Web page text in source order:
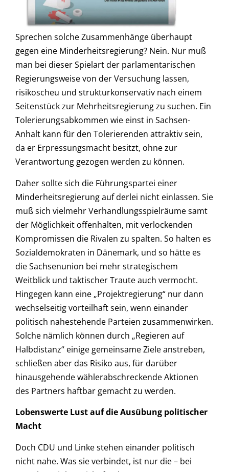
Sprechen solche Zusammenhänge überhaupt
gegen eine Minderheitsregierung? Nein. Nur muß
man bei dieser Spielart der parlamentarischen
Regierungsweise von der Versuchung lassen,
risikoscheu und strukturkonservativ nach einem
Seitenstück zur Mehrheitsregierung zu suchen. Ein
Tolerierungsabkommen wie einst in Sachsen-
Anhalt kann für den Tolerierenden attraktiv sein,
da er Erpressungsmacht besitzt, ohne zur
Verantwortung gezogen werden zu können.
Daher sollte sich die Führungspartei einer
Minderheitsregierung auf derlei nicht einlassen. Sie
muß sich vielmehr Verhandlungsspielräume samt
der Möglichkeit offenhalten, mit verlockenden
Kompromissen die Rivalen zu spalten. So halten es
Sozialdemokraten in Dänemark, und so hätte es
die Sachsenunion bei mehr strategischem
Weitblick und taktischer Traute auch vermocht.
Hingegen kann eine „Projektregierung“ nur dann
wechselseitig vorteilhaft sein, wenn einander
politisch nahestehende Parteien zusammenwirken.
Solche nämlich können durch „Regieren auf
Halbdistanz“ einige gemeinsame Ziele anstreben,
schließen aber das Risiko aus, für darüber
hinausgehende wählerabschreckende Aktionen
des Partners haftbar gemacht zu werden.
Lobenswerte Lust auf die Ausübung politischer
Macht
Doch CDU und Linke stehen einander politisch
nicht nahe. Was sie verbindet, ist nur die – bei